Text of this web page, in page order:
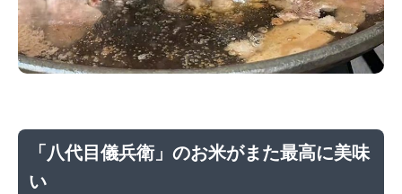
「八代目儀兵衛」のお米がまた最高に美味
い